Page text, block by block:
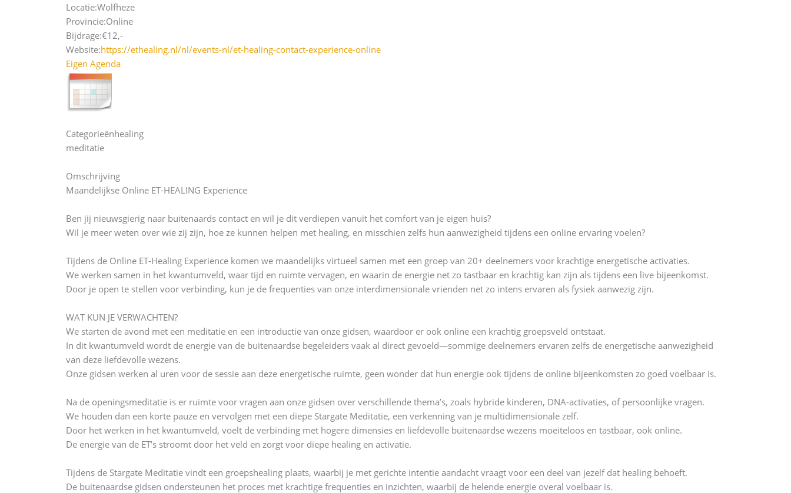
Locatie:Wolfheze
Provincie:Online
Bijdrage:€12,-
Website:https://ethealing.nl/nl/events-nl/et-healing-contact-experience-online
Eigen Agenda
Categorieënhealing
meditatie
Omschrijving
Maandelijkse Online ET-HEALING Experience
Ben jij nieuwsgierig naar buitenaards contact en wil je dit verdiepen vanuit het comfort van je eigen huis?
Wil je meer weten over wie zij zijn, hoe ze kunnen helpen met healing, en misschien zelfs hun aanwezigheid tijdens een online ervaring voelen?
Tijdens de Online ET-Healing Experience komen we maandelijks virtueel samen met een groep van 20+ deelnemers voor krachtige energetische activaties.
We werken samen in het kwantumveld, waar tijd en ruimte vervagen, en waarin de energie net zo tastbaar en krachtig kan zijn als tijdens een live bijeenkomst.
Door je open te stellen voor verbinding, kun je de frequenties van onze interdimensionale vrienden net zo intens ervaren als fysiek aanwezig zijn.
WAT KUN JE VERWACHTEN?
We starten de avond met een meditatie en een introductie van onze gidsen, waardoor er ook online een krachtig groepsveld ontstaat.
In dit kwantumveld wordt de energie van de buitenaardse begeleiders vaak al direct gevoeld—sommige deelnemers ervaren zelfs de energetische aanwezigheid
van deze liefdevolle wezens.
Onze gidsen werken al uren voor de sessie aan deze energetische ruimte, geen wonder dat hun energie ook tijdens de online bijeenkomsten zo goed voelbaar is.
Na de openingsmeditatie is er ruimte voor vragen aan onze gidsen over verschillende thema’s, zoals hybride kinderen, DNA-activaties, of persoonlijke vragen.
We houden dan een korte pauze en vervolgen met een diepe Stargate Meditatie, een verkenning van je multidimensionale zelf.
Door het werken in het kwantumveld, voelt de verbinding met hogere dimensies en liefdevolle buitenaardse wezens moeiteloos en tastbaar, ook online.
De energie van de ET’s stroomt door het veld en zorgt voor diepe healing en activatie.
Tijdens de Stargate Meditatie vindt een groepshealing plaats, waarbij je met gerichte intentie aandacht vraagt voor een deel van jezelf dat healing behoeft.
De buitenaardse gidsen ondersteunen het proces met krachtige frequenties en inzichten, waarbij de helende energie overal voelbaar is.